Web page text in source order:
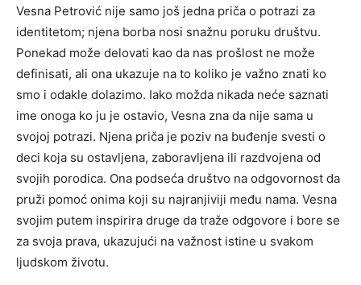
Vesna Petrović nije samo još jedna priča o potrazi za
identitetom; njena borba nosi snažnu poruku društvu.
Ponekad može delovati kao da nas prošlost ne može
definisati, ali ona ukazuje na to koliko je važno znati ko
smo i odakle dolazimo. Iako možda nikada neće saznati
ime onoga ko ju je ostavio, Vesna zna da nije sama u
svojoj potrazi. Njena priča je poziv na buđenje svesti o
deci koja su ostavljena, zaboravljena ili razdvojena od
svojih porodica. Ona podseća društvo na odgovornost da
pruži pomoć onima koji su najranjiviji među nama. Vesna
svojim putem inspirira druge da traže odgovore i bore se
za svoja prava, ukazujući na važnost istine u svakom
ljudskom životu.